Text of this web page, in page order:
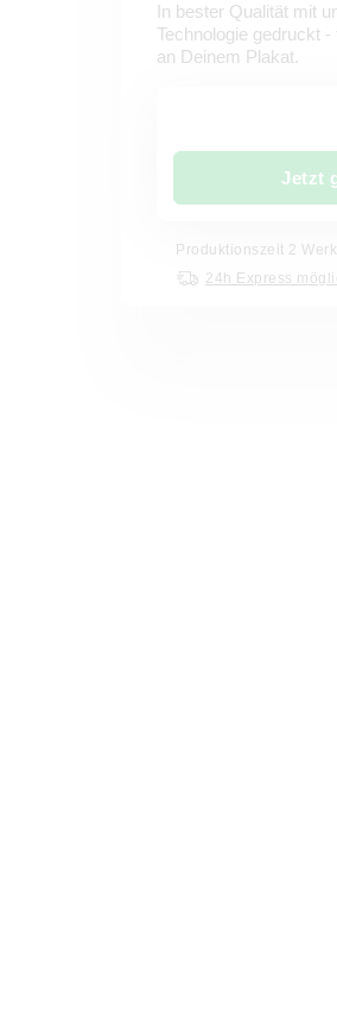
In bester Qualität mit
Technologie gedruckt
an Deinem Plakat.
Jetzt
Produktionszeit 2
24h Express